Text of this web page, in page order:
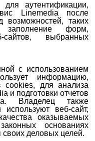
аутентификации,
Linemedia после
возможностей, таких
заполнение форм,
выбранных
с использованием
информацию,
для анализа
и подготовки отчетов
Владелец также
используют веб-сайт,
оказываемых
основаниях
деловых целей.